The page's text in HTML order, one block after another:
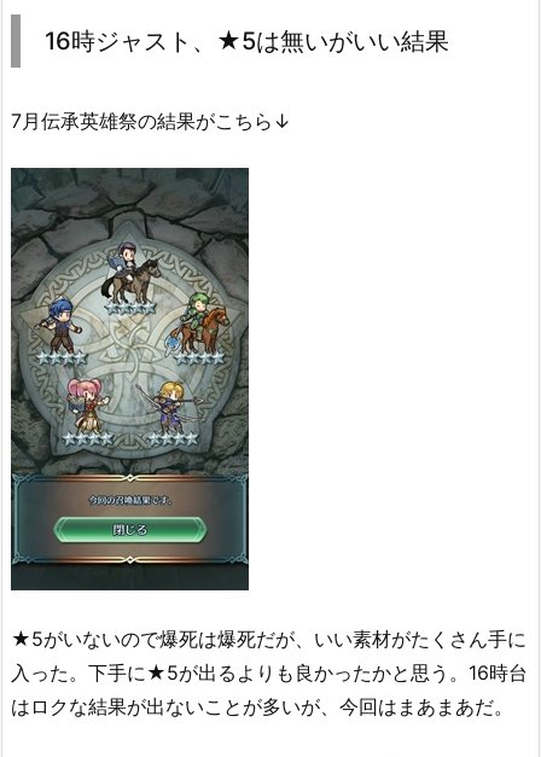
16時ジャスト、★5は無いがいい結果
7月伝承英雄祭の結果がこちら↓
★5がいないので爆死は爆死だが、いい素材がたくさん手に
入った。下手に★5が出るよりも良かったかと思う。16時台
はロクな結果が出ないことが多いが、今回はまあまあだ。